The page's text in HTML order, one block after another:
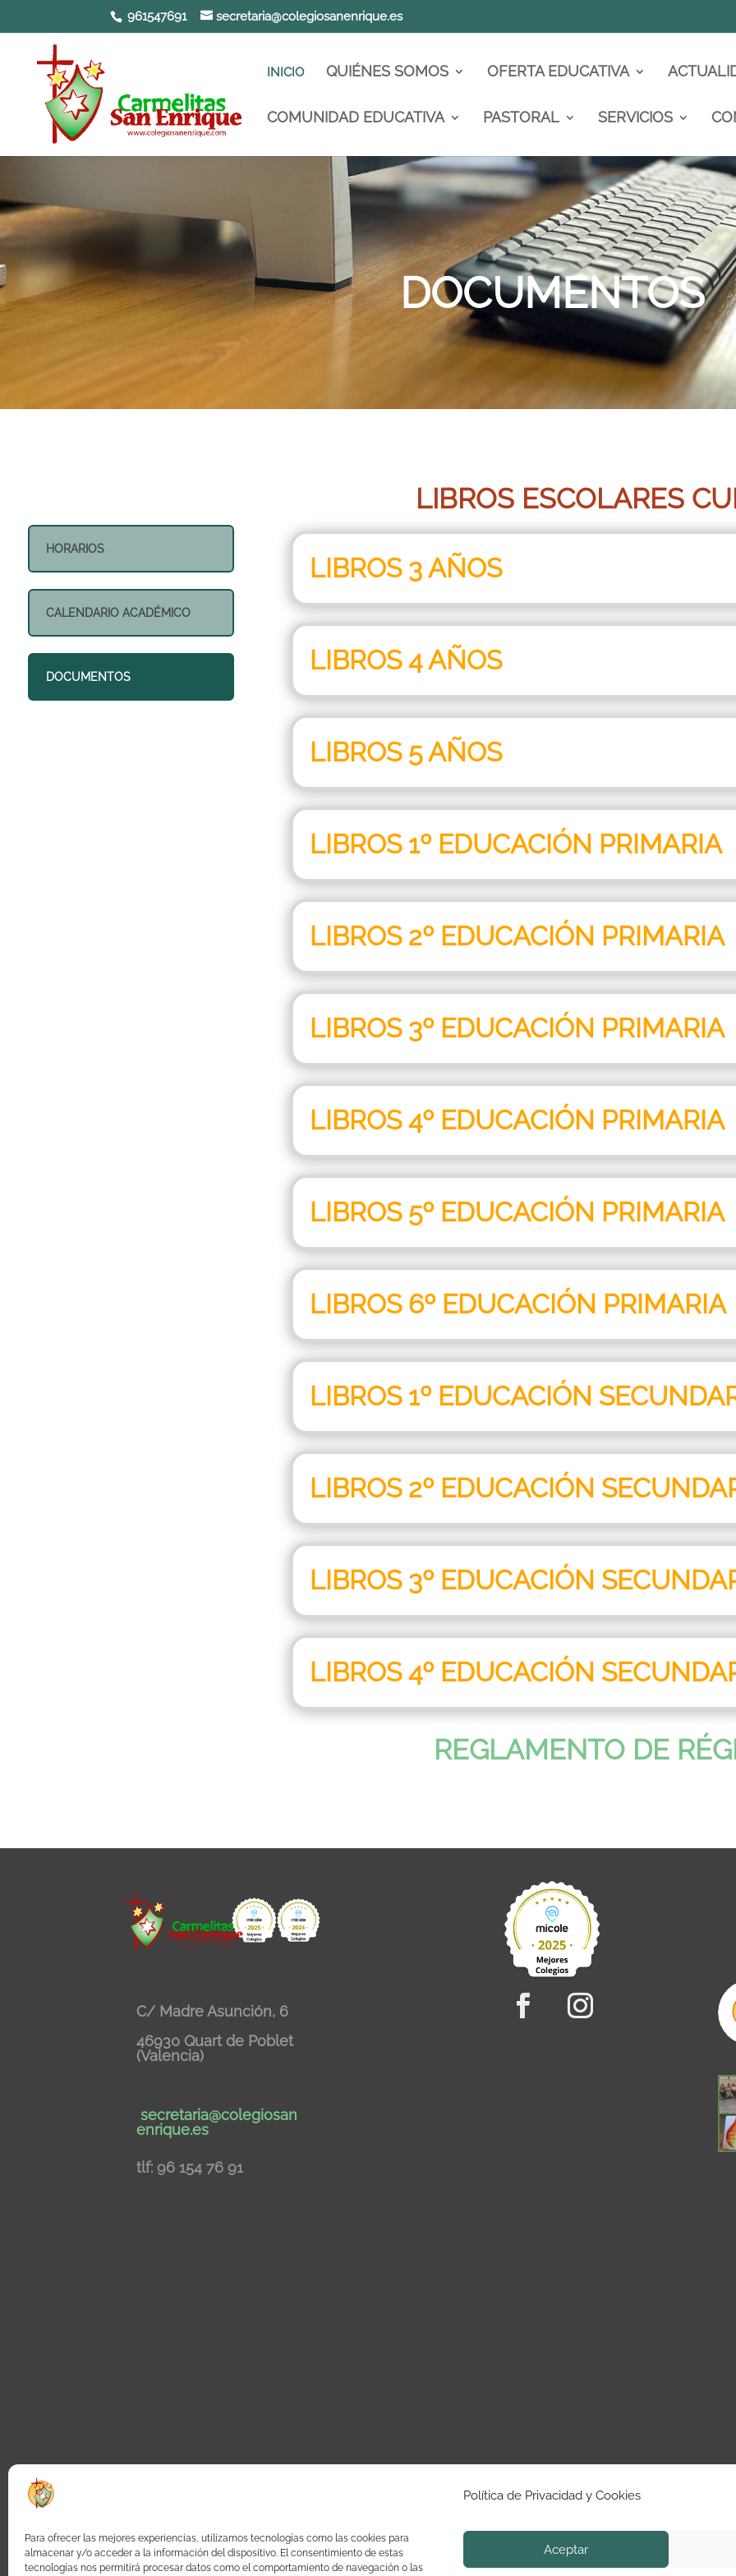
Política de Privacidad y Cookies
Para ofrecer las mejores experiencias, utilizamos tecnologías como las cookies para
almacenar y/o acceder a la información del dispositivo. El consentimiento de estas
tecnologías nos permitirá procesar datos como el comportamiento de navegación o las
Aceptar
Abrir barra de herramientas
961547691 secretaria@colegiosanenrique.es
INICIO QUIÉNES SOMOS OFERTA EDUCATIVA
COMUNIDAD EDUCATIVA PASTORAL SERVICIOS
DOCUMENTOS
HORARIOS
CALENDARIO ACADÉMICO
DOCUMENTOS
LIBROS ESCOLARES
LIBROS 3 AÑOS
LIBROS 4 AÑOS
LIBROS 5 AÑOS
LIBROS 1º EDUCACIÓN PRIMARIA
LIBROS 2º EDUCACIÓN PRIMARIA
LIBROS 3º EDUCACIÓN PRIMARIA
LIBROS 4º EDUCACIÓN PRIMARIA
LIBROS 5º EDUCACIÓN PRIMARIA
LIBROS 6º EDUCACIÓN PRIMARIA
LIBROS 1º EDUCACIÓN
LIBROS 2º EDUCACIÓN
LIBROS 3º EDUCACIÓN
LIBROS 4º EDUCACIÓN
REGLAMENTO DE
C/ Madre Asunción, 6
46930 Quart de Poblet
(Valencia)
secretaria@colegiosan
enrique.es
tlf: 96 154 76 91